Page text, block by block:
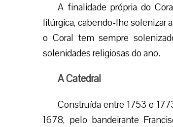
A finalidade própria do
litúrgica, cabendo-lhe solenizar
o Coral tem sempre
solenidades religiosas do ano.
A Catedral
Construída entre 1753 e
1678, pelo bandeirante